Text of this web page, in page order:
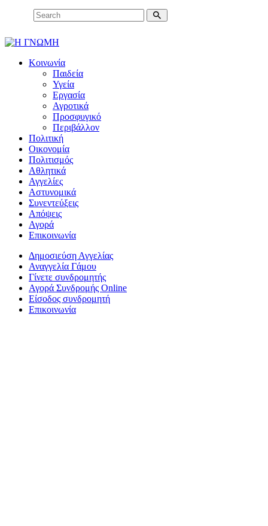
Κοινωνία
Παιδεία
Υγεία
Εργασία
Αγροτικά
Προσφυγικό
Περιβάλλον
Πολιτική
Οικονομία
Πολιτισμός
Αθλητικά
Αγγελίες
Αστυνομικά
Συνεντεύξεις
Απόψεις
Αγορά
Επικοινωνία
Δημοσιεύση Αγγελίας
Αναγγελία Γάμου
Γίνετε συνδρομητής
Αγορά Συνδρομής Online
Είσοδος συνδρομητή
Επικοινωνία